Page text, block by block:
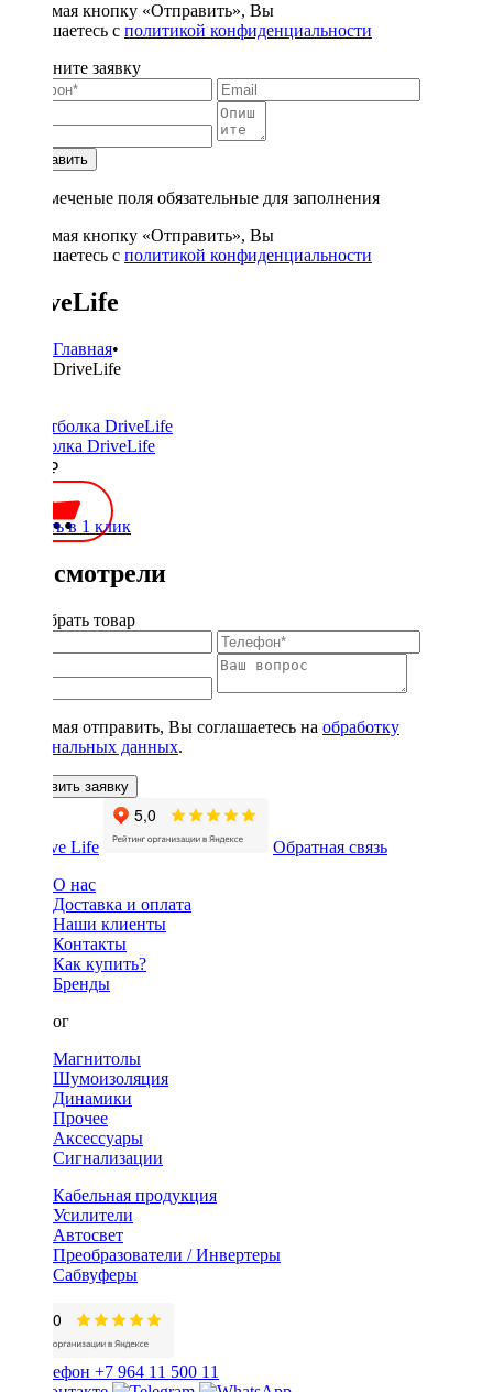
Нажимая кнопку «Отправить», Вы
соглашаетесь с политикой конфиденциальности
Заполните заявку
Отправить
* - отмеченые поля обязательные для заполнения
Нажимая кнопку «Отправить», Вы
соглашаетесь с политикой конфиденциальности
DriveLife
Главная•
DriveLife
Футболка DriveLife
2500 ₽
Купить в 1 клик
Вы смотрели
Подобрать товар
Нажимая отправить, Вы соглашаетесь на обработку
персональных данных.
Оставить заявку
Обратная связь
О нас
Доставка и оплата
Наши клиенты
Контакты
Как купить?
Бренды
Каталог
Магнитолы
Шумоизоляция
Динамики
Прочее
Аксессуары
Сигнализации
Кабельная продукция
Усилители
Автосвет
Преобразователи / Инвертеры
Сабвуферы
+7 964 11 500 11